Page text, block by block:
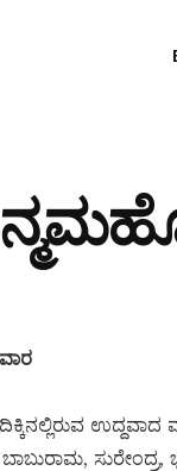
ಉದ್ದವಾದ